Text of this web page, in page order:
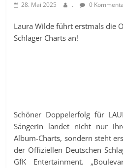
28. Mai 2025 . 0
Laura Wilde führt erstmals die
Schlager Charts an!
Schöner Doppelerfolg für
Sängerin landet nicht nur
Album-Charts, sondern steht
der Offiziellen Deutschen
GfK Entertainment.